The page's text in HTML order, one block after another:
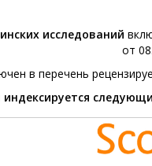
исследований
от
в перечень
индексируется